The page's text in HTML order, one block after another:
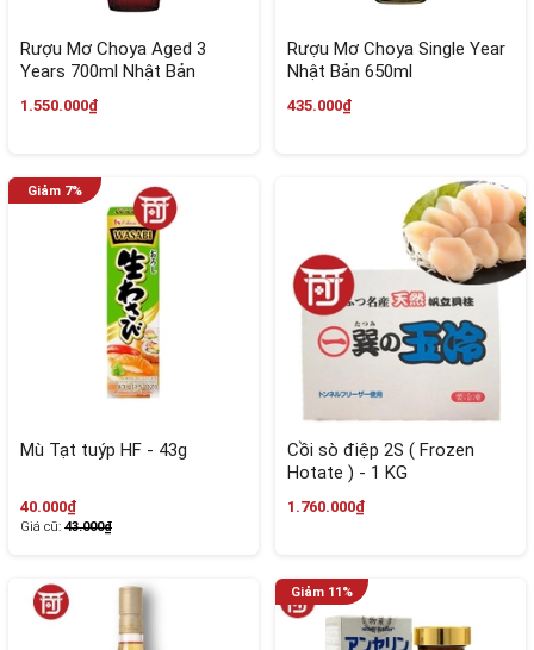
Rượu Mơ Choya Aged 3
Years 700ml Nhật Bản
1.550.000₫
Rượu Mơ Choya Single Year
Nhật Bản 650ml
435.000₫
Mù Tạt tuýp HF - 43g
40.000₫
Giá cũ: 43.000₫
Cồi sò điệp 2S ( Frozen
Hotate ) - 1 KG
1.760.000₫